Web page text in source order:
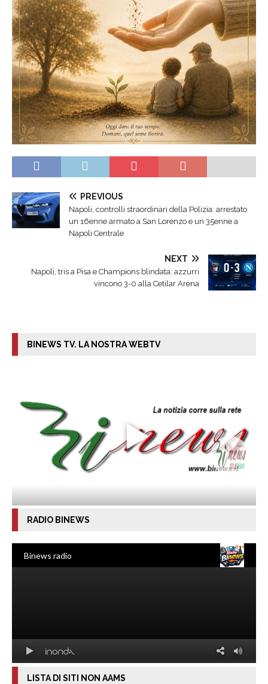
PREVIOUS
Napoli, controlli straordinari della Polizia: arrestato
un 16enne armato a San Lorenzo e un 35enne a
Napoli Centrale
NEXT
Napoli, tris a Pisa e Champions blindata: azzurri
vincono 3-0 alla Cetilar Arena
BINEWS TV. LA NOSTRA WEBTV
RADIO BINEWS
LISTA DI SITI NON AAMS